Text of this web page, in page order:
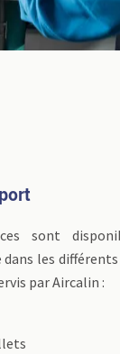
sont
les
par Aircalin :